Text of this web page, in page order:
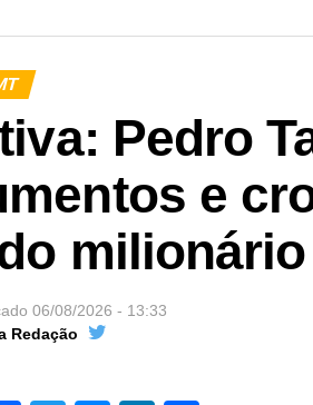
Pedro
e
milionário
06/08/2026 - 13:33
Redação